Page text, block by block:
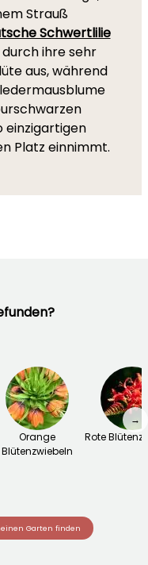
Strauß
Schwertlilie
ihre sehr
aus, während
einzigartigen
Platz einnimmt.
Orange
Blütenzwiebeln
Rote
→
Garten finden